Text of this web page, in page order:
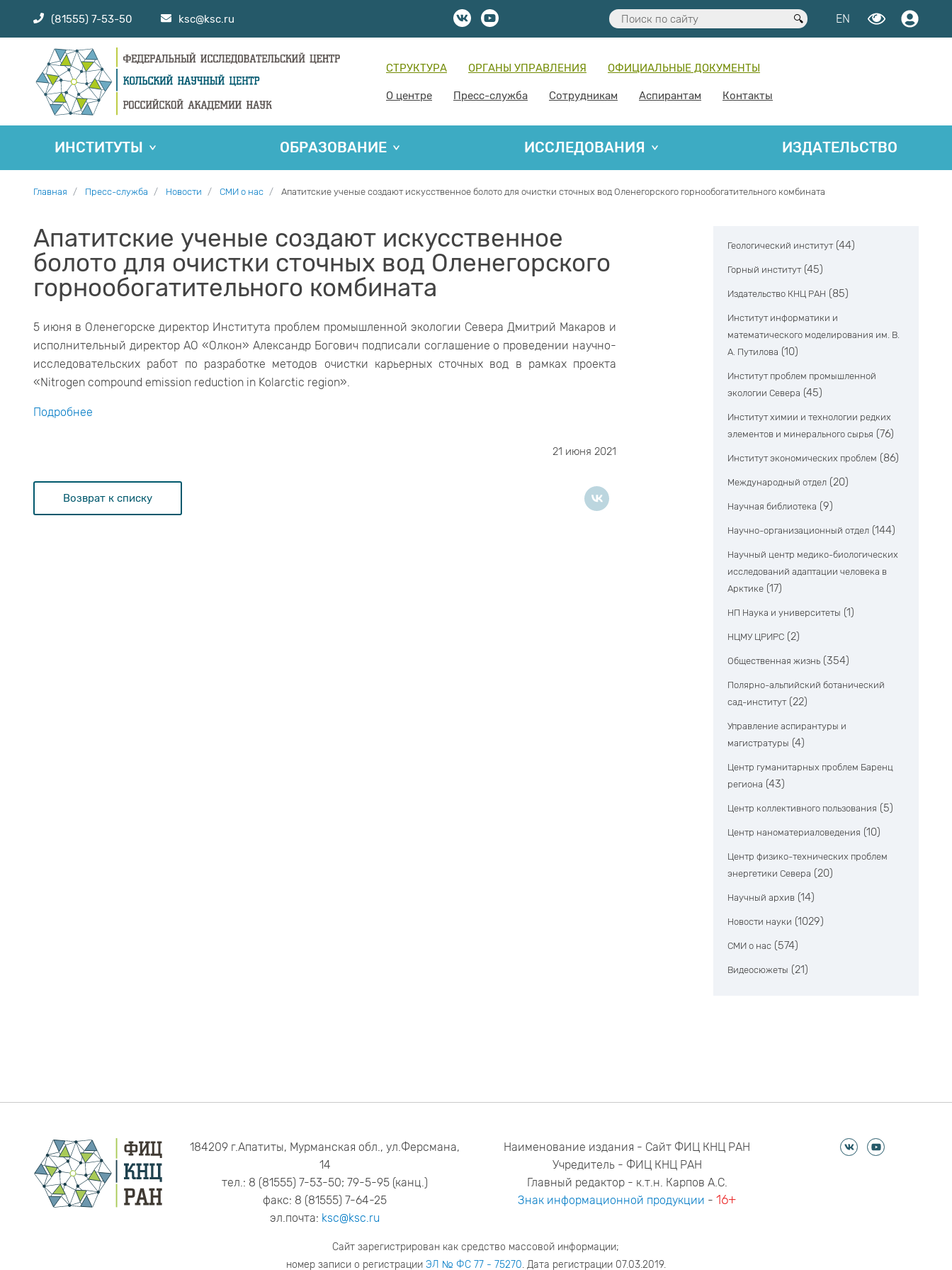
(81555) 7-53-50 ksc@ksc.ru EN
СТРУКТУРА ОРГАНЫ УПРАВЛЕНИЯ ОФИЦИАЛЬНЫЕ ДОКУМЕНТЫ
О центре Пресс-служба Сотрудникам Аспирантам Контакты
ИНСТИТУТЫ ОБРАЗОВАНИЕ ИССЛЕДОВАНИЯ ИЗДАТЕЛЬСТВО
Главная Пресс-служба Новости СМИ о нас Апатитские ученые создают искусственное болото для очистки сточных вод Оленегорского горнообогатительного комбината
Апатитские ученые создают искусственное
болото для очистки сточных вод Оленегорского
горнообогатительного комбината
5 июня в Оленегорске директор Института проблем промышленной экологии Севера Дмитрий Макаров и
исполнительный директор АО «Олкон» Александр Богович подписали соглашение о проведении научно-
исследовательских работ по разработке методов очистки карьерных сточных вод в рамках проекта
«Nitrogen compound emission reduction in Kolarctic region».
Подробнее
21 июня 2021
Возврат к списку
Геологический институт (44)
Горный институт (45)
Издательство КНЦ РАН (85)
Институт информатики и
математического моделирования им. В.
А. Путилова (10)
Институт проблем промышленной
экологии Севера (45)
Институт химии и технологии редких
элементов и минерального сырья (76)
Институт экономических проблем (86)
Международный отдел (20)
Научная библиотека (9)
Научно-организационный отдел (144)
Научный центр медико-биологических
исследований адаптации человека в
Арктике (17)
НП Наука и университеты (1)
НЦМУ ЦРИРС (2)
Общественная жизнь (354)
Полярно-альпийский ботанический
сад-институт (22)
Управление аспирантуры и
магистратуры (4)
Центр гуманитарных проблем Баренц
региона (43)
Центр коллективного пользования (5)
Центр наноматериаловедения (10)
Центр физико-технических проблем
энергетики Севера (20)
Научный архив (14)
Новости науки (1029)
СМИ о нас (574)
Видеосюжеты (21)
184209 г.Апатиты, Мурманская обл., ул.Ферсмана,
14
тел.: 8 (81555) 7-53-50; 79-5-95 (канц.)
факс: 8 (81555) 7-64-25
эл.почта: ksc@ksc.ru
Наименование издания - Сайт ФИЦ КНЦ РАН
Учредитель - ФИЦ КНЦ РАН
Главный редактор - к.т.н. Карпов А.С.
Знак информационной продукции -16+
Сайт зарегистрирован как средство массовой информации;
номер записи о регистрации ЭЛ № ФС 77 - 75270. Дата регистрации 07.03.2019.